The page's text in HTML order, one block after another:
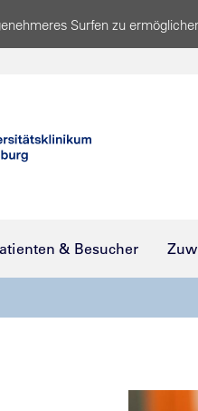
Surfen zu
& Besucher